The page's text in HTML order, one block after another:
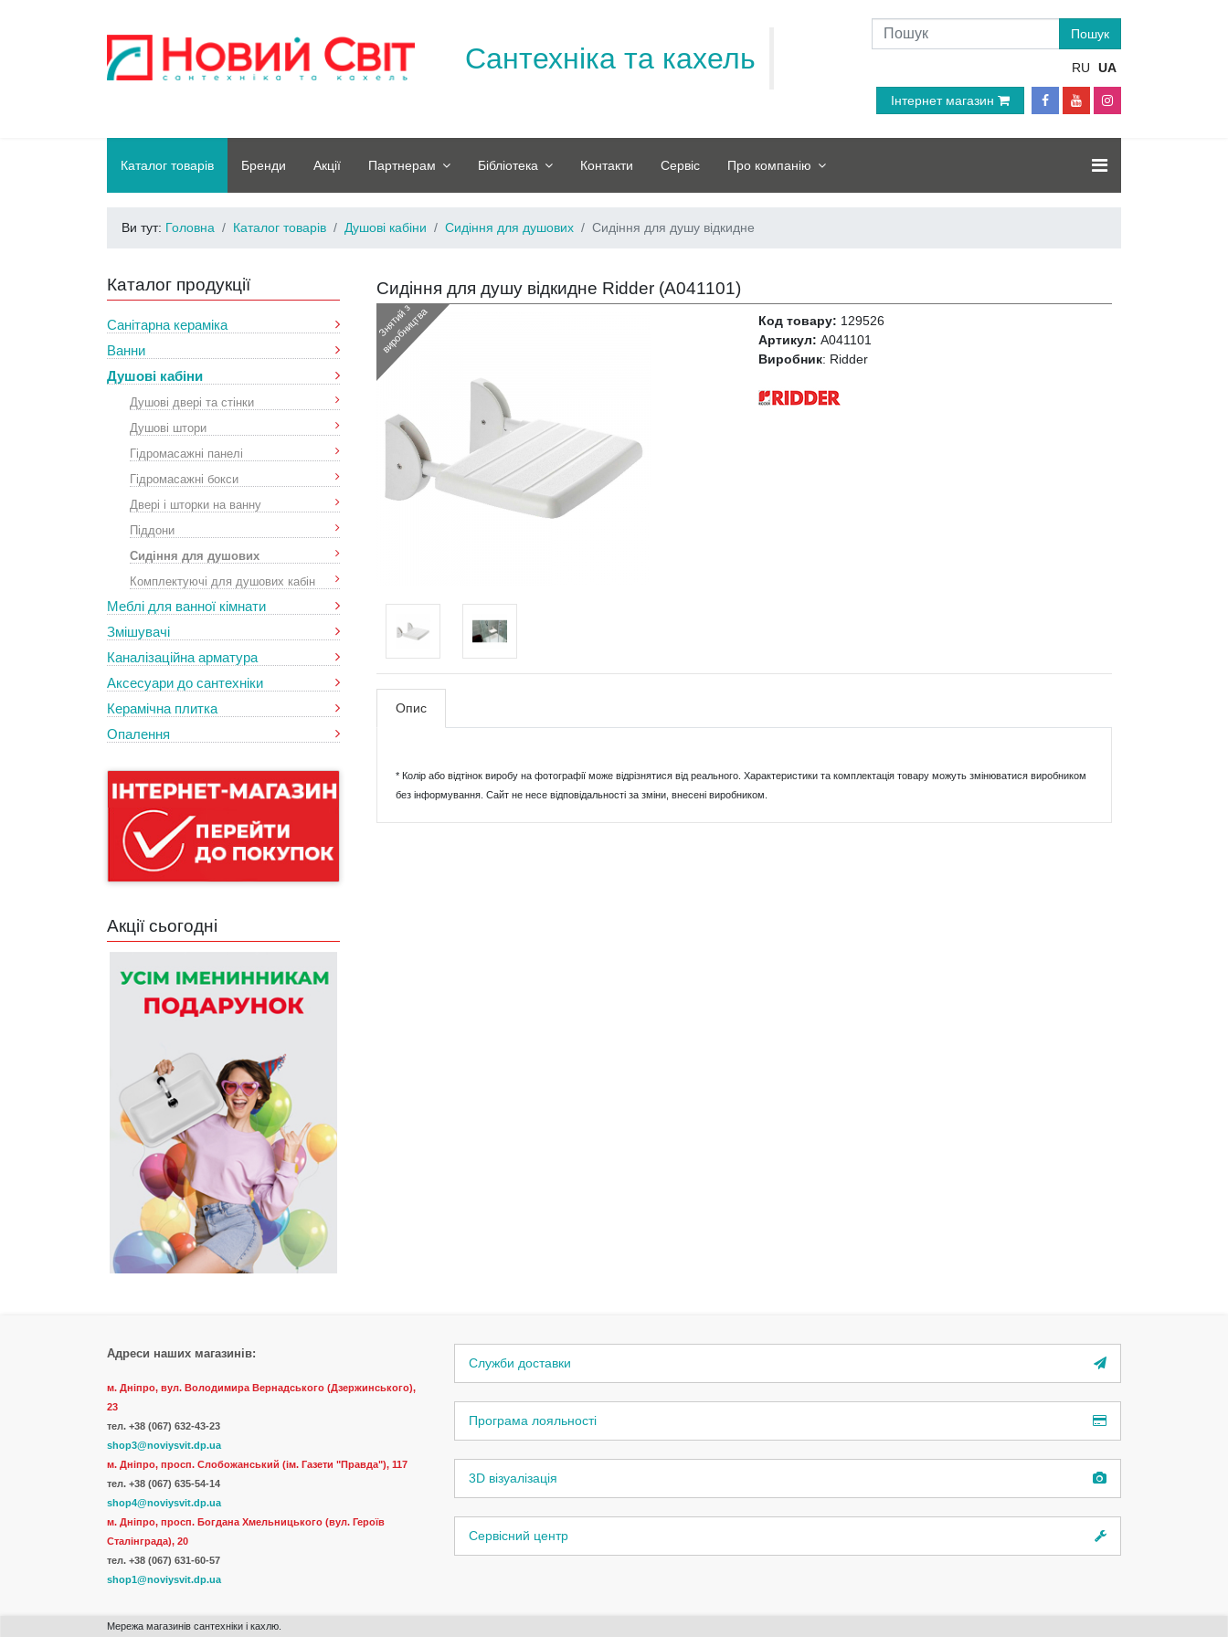
Сантехніка та кахель RU UA
Інтернет магазин
Каталог товарів Бренди Акції Партнерам Бібліотека Контакти Сервіс Про компанію
Ви тут: Головна Каталог товарів Душові кабіни Сидіння для душових Сидіння для душу відкидне
Каталог продукції
Санітарна кераміка
Ванни
Душові кабіни
Душові двері та стінки
Душові штори
Гідромасажні панелі
Гідромасажні бокси
Двері і шторки на ванну
Піддони
Сидіння для душових
Комплектуючі для душових кабін
Меблі для ванної кімнати
Змішувачі
Каналізаційна арматура
Аксесуари до сантехніки
Керамічна плитка
Опалення
Акції сьогодні
Сидіння для душу відкидне Ridder (A041101)
З
н
я
т
и
й
з
в
и
р
о
б
н
и
ц
т
в
а Код товару: 129526
Артикул: A041101
Виробник: Ridder
Опис
* Колір або відтінок виробу на фотографії може відрізнятися від реального. Характеристики та комплектація товару можуть змінюватися виробником
без інформування. Сайт не несе відповідальності за зміни, внесені виробником.
Адреси наших магазинів:
м. Дніпро, вул. Володимира Вернадського (Дзержинського),
23
тел. +38 (067) 632-43-23
shop3@noviysvit.dp.ua
м. Дніпро, просп. Слобожанський (ім. Газети "Правда"), 117
тел. +38 (067) 635-54-14
shop4@noviysvit.dp.ua
м. Дніпро, просп. Богдана Хмельницького (вул. Героїв
Сталінграда), 20
тел. +38 (067) 631-60-57
shop1@noviysvit.dp.ua
Служби доставки
Програма лояльності
3D візуалізація
Сервісний центр
Мережа магазинів сантехніки і кахлю.